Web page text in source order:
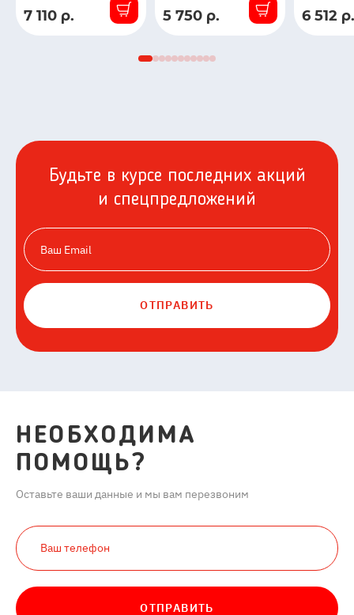
В
7 110 р.
В
5 750 р.
В
6 512 р.
Будьте в курсе последних акций
и спецпредложений
ОТПРАВИТЬ
НЕОБХОДИМА
ПОМОЩЬ?
Оставьте ваши данные и мы вам перезвоним
ОТПРАВИТЬ